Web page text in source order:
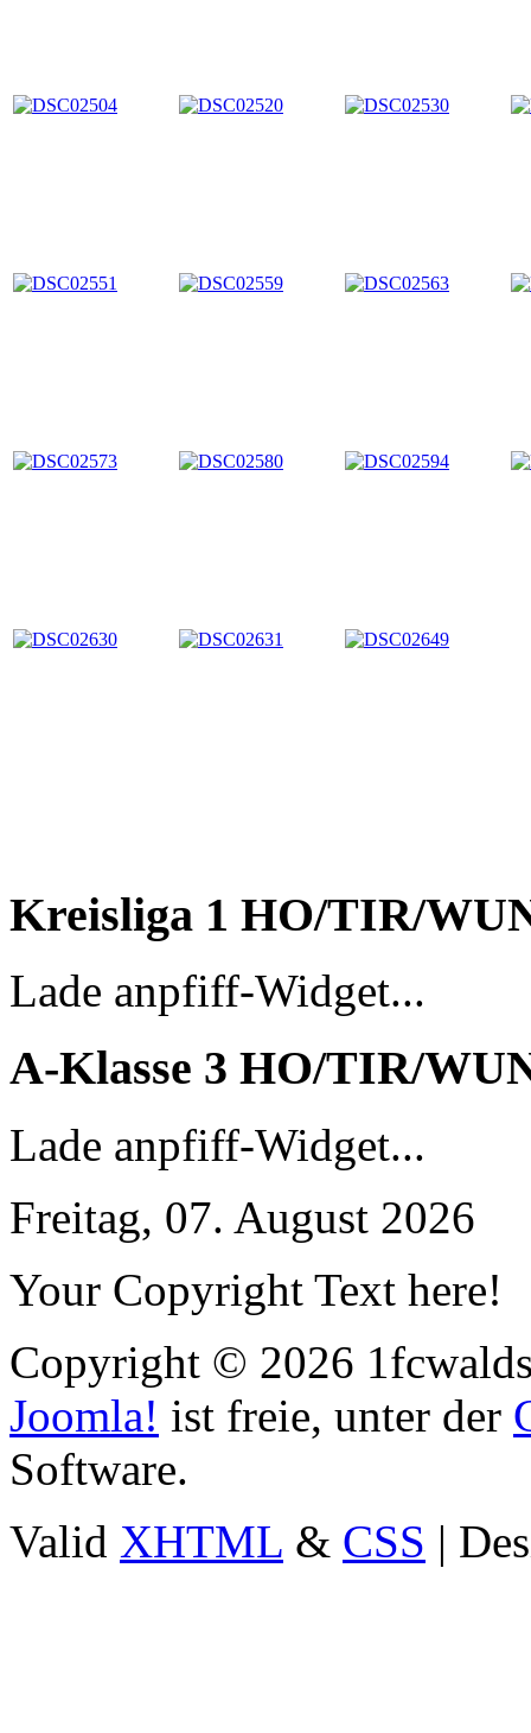
Kreisliga 1 HO/TIR/
Lade anpfiff-Widget...
A-Klasse 3 HO/TIR/
Lade anpfiff-Widget...
Freitag, 07. August 2026
Your Copyright Text here!
Copyright © 2026
Joomla! ist freie, unter der
Software.
Valid XHTML & CSS |